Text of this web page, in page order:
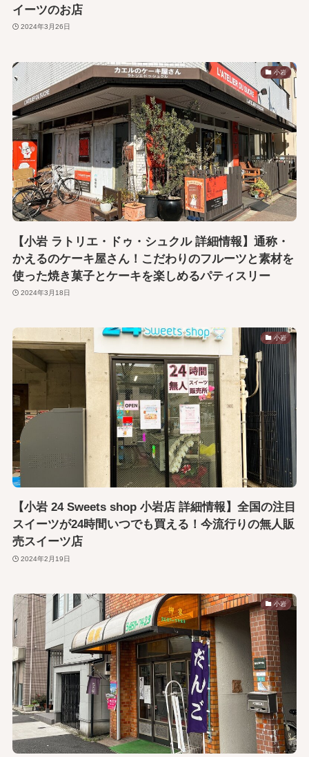
イーツのお店
2024年3月26日
小岩
【小岩 ラトリエ・ドゥ・シュクル 詳細情報】通称・
かえるのケーキ屋さん！こだわりのフルーツと素材を
使った焼き菓子とケーキを楽しめるパティスリー
2024年3月18日
小岩
【小岩 24 Sweets shop 小岩店 詳細情報】全国の注目
スイーツが24時間いつでも買える！今流行りの無人販
売スイーツ店
2024年2月19日
小岩